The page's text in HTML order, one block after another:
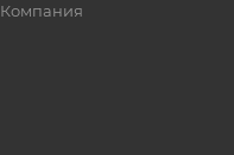
Компания